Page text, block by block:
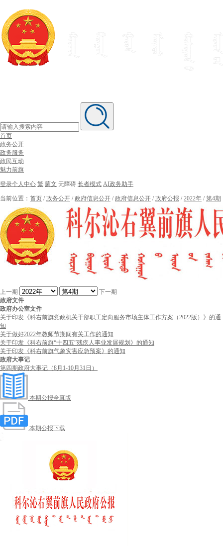
首页
政务公开
政务服务
政民互动
魅力前旗
登录个人中心 繁 蒙文 无障碍 长者模式 AI政务助手
当前位置： 首页 /政务公开 /政府信息公开 /政府信息公开 /政府公报 /2022年 /第4期
上一期
下一期
政府文件
政府办公室文件
关于印发《科右前旗党政机关干部职工定向服务市场主体工作方案（2022版）》的通
知
关于做好2022年教师节期间有关工作的通知
关于印发《科右前旗“十四五”残疾人事业发展规划》的通知
关于印发《科右前旗气象灾害应急预案》的通知
政府大事记
第四期政府大事记（8月1-10月31日）
本期公报全真版
本期公报下载